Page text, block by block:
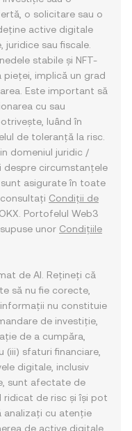
o solicitare sau o
active digitale
juridice sau fiscale.
stabile și NFT-
implică un grad
Este important să
cu sau
luând în
de toleranță la risc.
domeniul juridic /
despre circumstanțele
asigurate în toate
Condiții de
Portofelul Web3
unor Condițiile
de AI. Rețineți că
să nu fie corecte,
nu constituie
de investiție,
de a cumpăra,
(iii) sfaturi financiare,
digitale, inclusiv
sunt afectate de
de risc și își pot
analizați cu atenție
de active digitale